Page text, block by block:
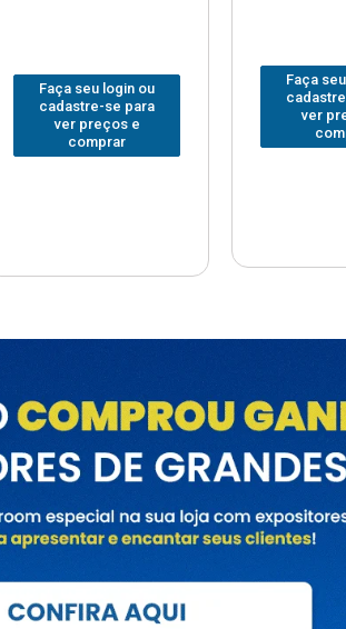
Faça seu login ou
cadastre-se para
ver preços e
comprar
Faça
ver